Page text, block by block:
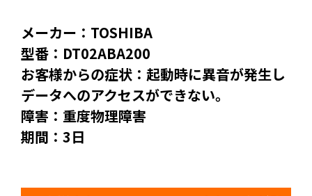
メーカー：TOSHIBA
型番：DT02ABA200
お客様からの症状：起動時に異音が発生し
データへのアクセスができない。
障害：重度物理障害
期間：3日